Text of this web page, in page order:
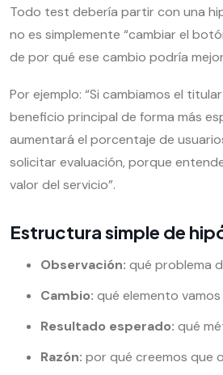
Todo test debería partir con una
no es simplemente “cambiar el
de por qué ese cambio podría
Por ejemplo: “Si cambiamos el
beneficio principal de forma más
aumentará el porcentaje de
solicitar evaluación, porque
valor del servicio”.
Estructura simple de
Observación: qué problema
Cambio: qué elemento
Resultado esperado: qué
Razón: por qué creemos que